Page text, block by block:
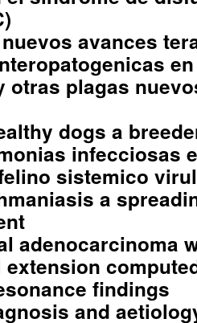
avances
otras plagas
dogs a
infecciosas
sistemico
a
adenocarcinoma
findings
and